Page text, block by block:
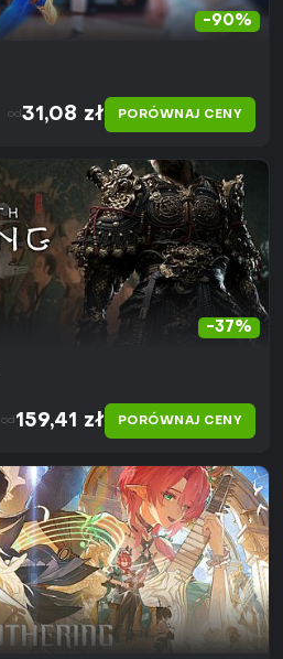
-90%
od 31,08 zł PORÓWNAJ CENY
-37%
od 159,41 zł PORÓWNAJ CENY